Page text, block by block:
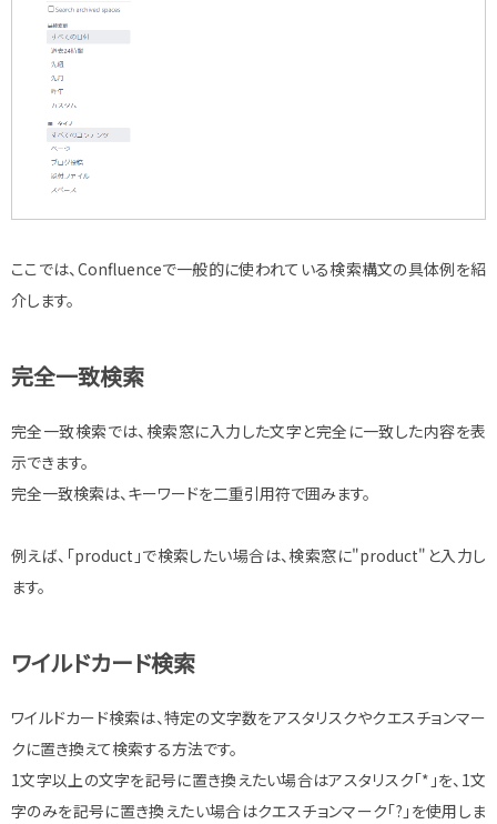
ここでは、Confluenceで一般的に使われている検索構文の具体例を紹
介します。
完全一致検索
完全一致検索では、検索窓に入力した文字と完全に一致した内容を表
示できます。
完全一致検索は、キーワードを二重引用符で囲みます。
例えば、「product」で検索したい場合は、検索窓に"product"と入力し
ます。
ワイルドカード検索
ワイルドカード検索は、特定の文字数をアスタリスクやクエスチョンマー
クに置き換えて検索する方法です。
1文字以上の文字を記号に置き換えたい場合はアスタリスク「*」を、1文
字のみを記号に置き換えたい場合はクエスチョンマーク「?」を使用しま